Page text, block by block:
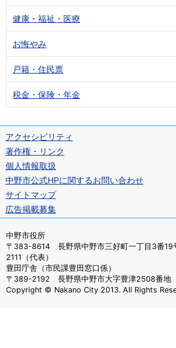
健康・福祉・医療
お悔やみ
戸籍・住民票
税金・保険・年金
アクセシビリティ
著作権・リンク
個人情報取扱
中野市公式HPに関するお問い合わせ
サイトマップ
広告掲載募集
中野市役所
〒383-8614 長野県中野市三好町一丁目3番
2111（代表）
豊田庁舎（市民課豊田窓口係）
〒389-2192 長野県中野市大字豊津2508番
Copyright © Nakano City 2013. All Rights